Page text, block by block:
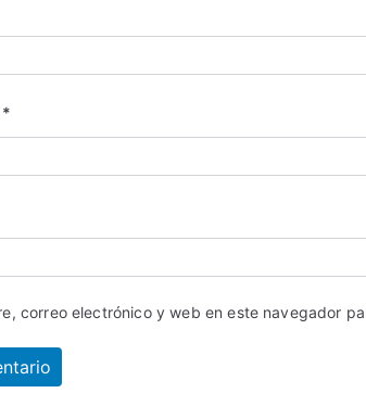
*
correo electrónico y web en este navegador